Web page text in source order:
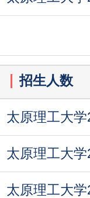
招生人数
太原理工大